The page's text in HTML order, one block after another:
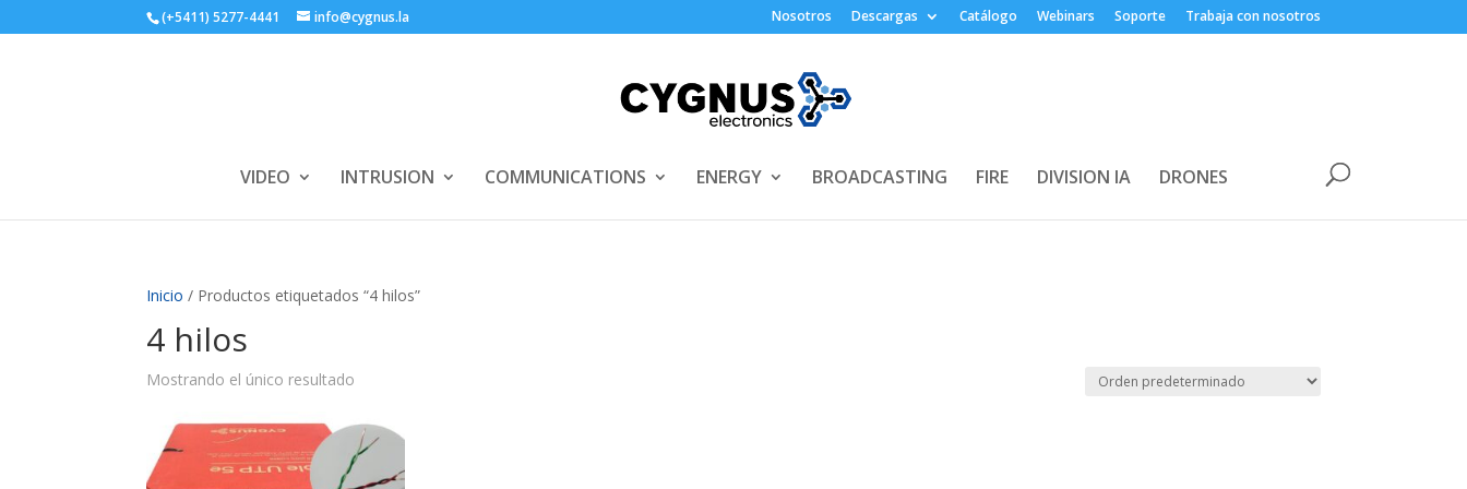
(+5411) 5277-4441 info@cygnus.la Nosotros Descargas Catálogo Webinars Soporte Trabaja con nosotros
VIDEO INTRUSION COMMUNICATIONS ENERGY BROADCASTING FIRE DIVISION IA DRONES
Inicio / Productos etiquetados “4 hilos”
4 hilos
Mostrando el único resultado